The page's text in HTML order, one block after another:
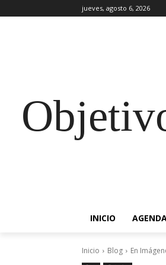
jueves, agosto 6, 2026
INICIO
Inicio Blog En